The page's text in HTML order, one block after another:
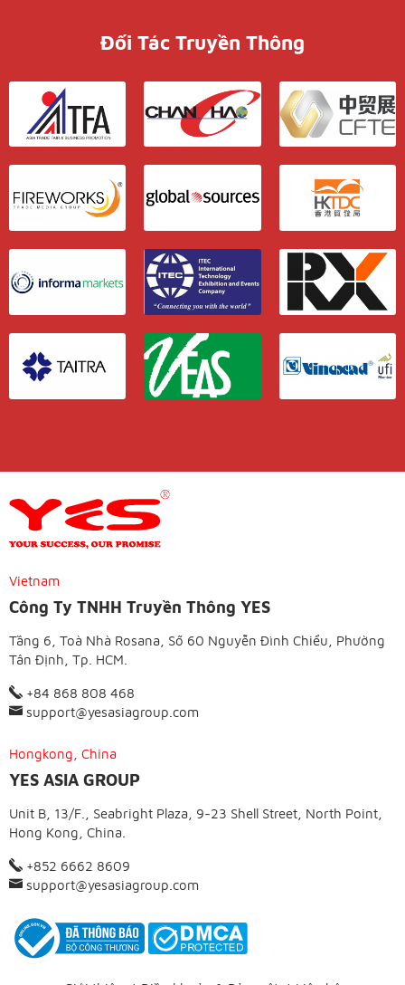
Đối Tác Truyền Thông
Vietnam
Công Ty TNHH Truyền Thông YES
Tầng 6, Toà Nhà Rosana, Số 60 Nguyễn Đình Chiểu, Phường
Tân Định, Tp. HCM.
+84 868 808 468
support@yesasiagroup.com
Hongkong, China
YES ASIA GROUP
Unit B, 13/F., Seabright Plaza, 9-23 Shell Street, North Point,
Hong Kong, China.
+852 6662 8609
support@yesasiagroup.com